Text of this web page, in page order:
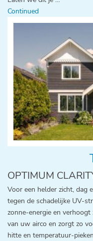
Continued
OPTIMUM
Voor een helder zicht, dag
tegen de schadelijke UV-
zonne-energie en
van uw airco en zorgt zo
hitte en temperatuur-